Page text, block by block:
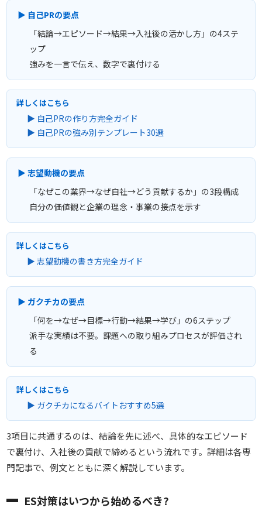
▶ 自己PRの要点
「結論→エピソード→結果→入社後の活かし方」の4ステ
ップ
強みを一言で伝え、数字で裏付ける
詳しくはこちら
▶ 自己PRの作り方完全ガイド
▶ 自己PRの強み別テンプレート30選
▶ 志望動機の要点
「なぜこの業界→なぜ自社→どう貢献するか」の3段構成
自分の価値観と企業の理念・事業の接点を示す
詳しくはこちら
▶ 志望動機の書き方完全ガイド
▶ ガクチカの要点
「何を→なぜ→目標→行動→結果→学び」の6ステップ
派手な実績は不要。課題への取り組みプロセスが評価され
る
詳しくはこちら
▶ ガクチカになるバイトおすすめ5選
3項目に共通するのは、結論を先に述べ、具体的なエピソード
で裏付け、入社後の貢献で締めるという流れです。詳細は各専
門記事で、例文とともに深く解説しています。
ES対策はいつから始めるべき?